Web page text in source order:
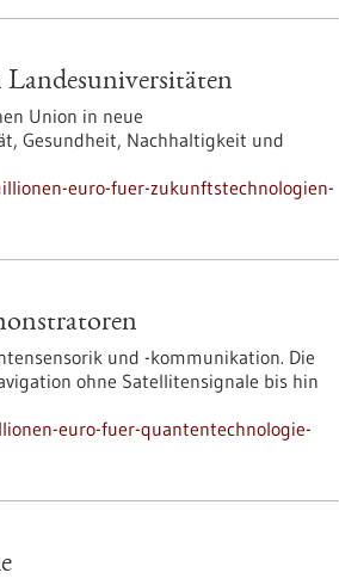
Union in neue
Gesundheit, Nachhaltigkeit und
euro-fuer-zukunftstechnologien-
und -kommunikation. Die
ohne Satellitensignale bis hin
euro-fuer-quantentechnologie-